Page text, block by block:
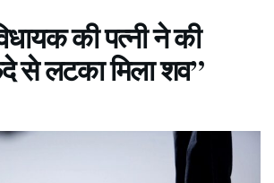
की पत्नी ने की
से लटका मिला शव”